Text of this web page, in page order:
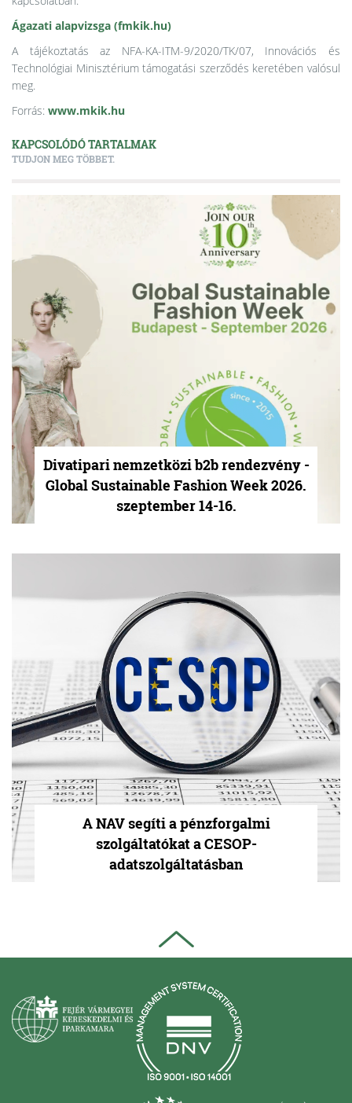
Ágazati alapvizsga (fmkik.hu)
A tájékoztatás az NFA-KA-ITM-9/2020/TK/07, Innovációs és
Technológiai Minisztérium támogatási szerződés keretében valósul
meg.
Forrás: www.mkik.hu
KAPCSOLÓDÓ TARTALMAK
TUDJON MEG TÖBBET.
Divatipari nemzetközi b2b rendezvény -
Global Sustainable Fashion Week 2026.
szeptember 14-16.
A NAV segíti a pénzforgalmi
szolgáltatókat a CESOP-
adatszolgáltatásban